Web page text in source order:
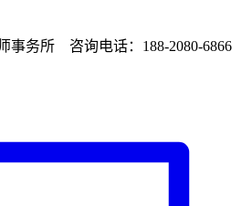
事务所 咨询电话：188-2080-6866